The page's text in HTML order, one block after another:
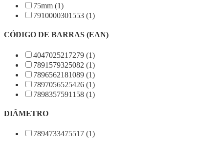
75mm (1)
7910000301553 (1)
CÓDIGO DE BARRAS (EAN)
4047025217279 (1)
7891579325082 (1)
7896562181089 (1)
7897056525426 (1)
7898357591158 (1)
DIÂMETRO
7894733475517 (1)